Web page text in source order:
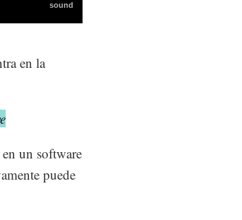
en la
un software
puede